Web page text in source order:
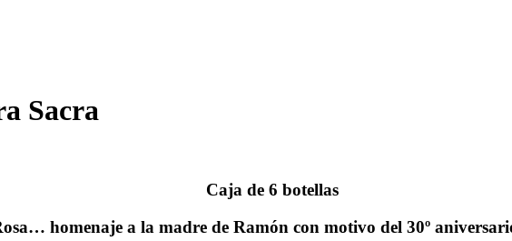
Sacra
Caja de 6 botellas
homenaje a la madre de Ramón con motivo del 30º